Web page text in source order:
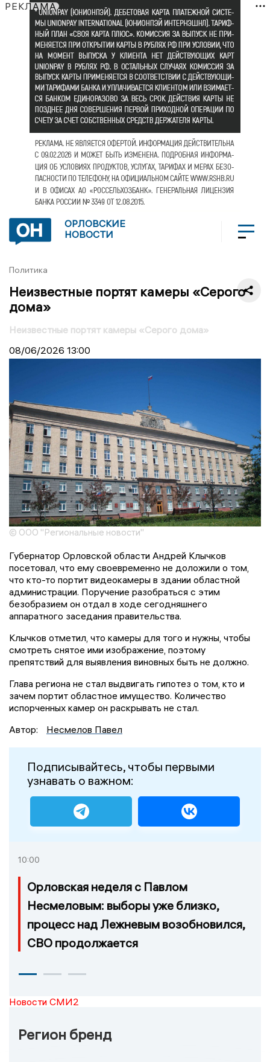
РЕКЛАМА
ОРЛОВСКИЕ
НОВОСТИ
Политика
Неизвестные портят камеры «Серого
дома»
Неизвестные портят камеры «Серого дома»
08/06/2026 13:00
© ООО "Региональные новости"
Губернатор Орловской области Андрей Клычков
посетовал, что ему своевременно не доложили о том,
что кто-то портит видеокамеры в здании областной
администрации. Поручение разобраться с этим
безобразием он отдал в ходе сегодняшнего
аппаратного заседания правительства.
Клычков отметил, что камеры для того и нужны, чтобы
смотреть снятое ими изображение, поэтому
препятствий для выявления виновных быть не должно.
Глава региона не стал выдвигать гипотез о том, кто и
зачем портит областное имущество. Количество
испорченных камер он раскрывать не стал.
Автор:
Несмелов Павел
Подписывайтесь, чтобы первыми
узнавать о важном:
10:00
Орловская неделя с Павлом
Несмеловым: выборы уже близко,
процесс над Лежневым возобновился,
СВО продолжается
Новости СМИ2
Регион бренд